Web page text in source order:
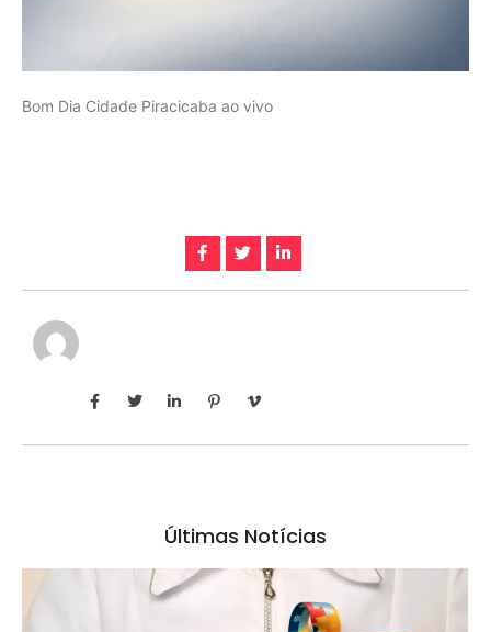
Bom Dia Cidade Piracicaba ao vivo
Últimas Notícias